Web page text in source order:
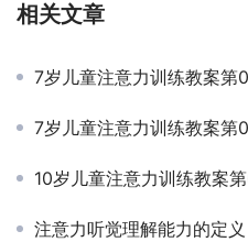
相关文章
7岁儿童注意力训练教案第
7岁儿童注意力训练教案第
10岁儿童注意力训练教案
注意力听觉理解能力的定义